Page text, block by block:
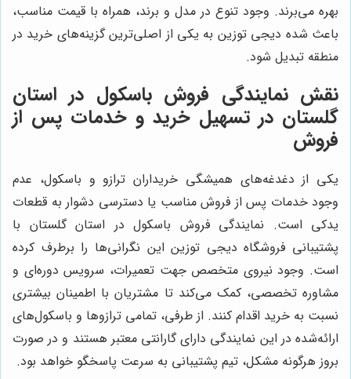
بهره می‌برند. وجود تنوع در مدل و برند، همراه با قیمت مناسب،
باعث شده دیجی توزین به یکی از اصلی‌ترین گزینه‌های خرید در
منطقه تبدیل شود.
نقش نمایندگی فروش باسکول در استان
گلستان در تسهیل خرید و خدمات پس از
فروش
یکی از دغدغه‌های همیشگی خریداران ترازو و باسکول، عدم
وجود خدمات پس از فروش مناسب یا دسترسی دشوار به قطعات
یدکی است. نمایندگی فروش باسکول در استان گلستان با
پشتیبانی فروشگاه دیجی توزین این نگرانی‌ها را برطرف کرده
است. وجود نیروی متخصص جهت تعمیرات، سرویس دوره‌ای و
مشاوره تخصصی، کمک می‌کند تا مشتریان با اطمینان بیشتری
نسبت به خرید اقدام کنند. از طرفی، تمامی ترازوها و باسکول‌های
ارائه‌شده در این نمایندگی دارای گارانتی معتبر هستند و در صورت
بروز هرگونه مشکل، تیم پشتیبانی به سرعت پاسخگو خواهد بود.